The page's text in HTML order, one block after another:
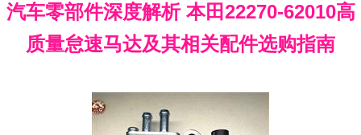
汽车零部件深度解析 本田22270-62010高
质量怠速马达及其相关配件选购指南